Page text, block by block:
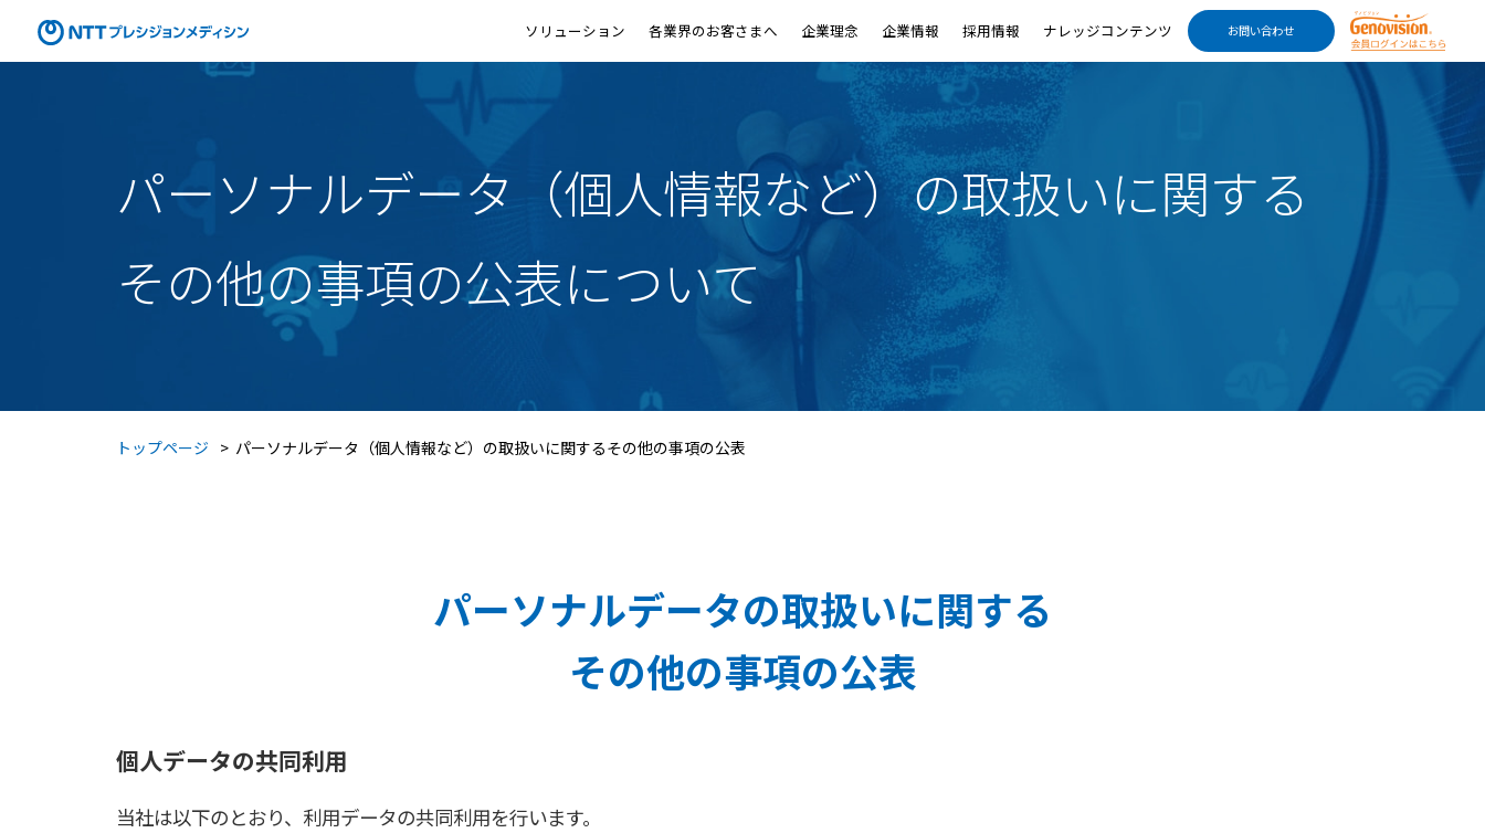
ソリューション 各業界のお客さまへ 企業理念 企業情報 採用情報 ナレッジコンテンツ お問い合わせ
Genovision（ゲノビジョン）
Japan プレシジョン・メディシン
プラットフォーム®（JPP）
NTTコホート（就業世代の遺伝子・健診・
健康経営®コンサルティング
各業界のお客さまへ FOR CUSTOMERS 企業理念 CORPORATE PHILOSOPHY 企業情報 CORPORATE INFORMATION 採用情報 RECRUIT ナレッジコンテンツ
パーソナルデータ （個人情報など）の取扱いに関する
その他の事項の公表について
トップページ パーソナルデータ（個人情報など）の取扱いに関するその他の事項の公表
パーソナルデータの取扱いに関する
その他の事項の公表
個人データの共同利用
当社は以下のとおり、利用データの共同利用を行います。